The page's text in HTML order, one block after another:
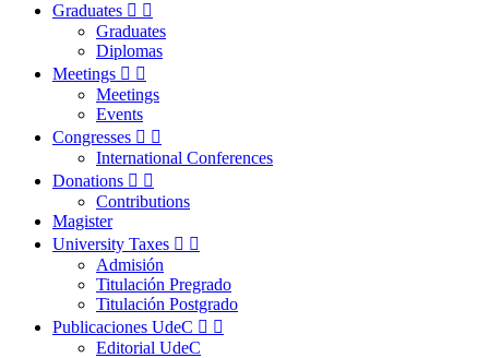
Graduates  
Graduates
Diplomas
Meetings  
Meetings
Events
Congresses  
International Conferences
Donations  
Contributions
Magister
University Taxes  
Admisión
Titulación Pregrado
Titulación Postgrado
Publicaciones UdeC  
Editorial UdeC